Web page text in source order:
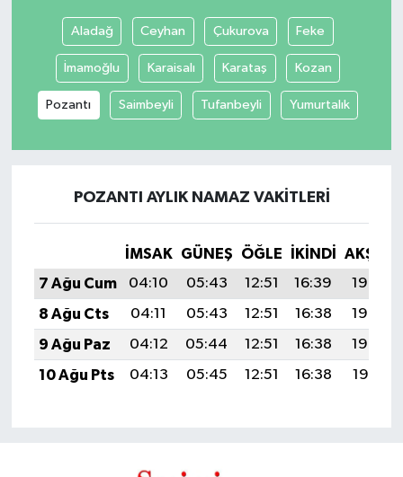
Aladağ Ceyhan Çukurova Feke
İmamoğlu Karaisalı Karataş Kozan
Pozantı Saimbeyli Tufanbeyli Yumurtalık
POZANTI AYLIK NAMAZ VAKITLERI
İMSAK GÜNEŞ ÖĞLE İKINDI
AKŞAM
7 Ağu Cum
04:10 05:43 12:51 16:39
19:50
8 Ağu Cts
04:11 05:43 12:51 16:38
19:49
9 Ağu Paz
04:12 05:44 12:51 16:38
19:48
10 Ağu Pts
04:13 05:45 12:51 16:38 19:47